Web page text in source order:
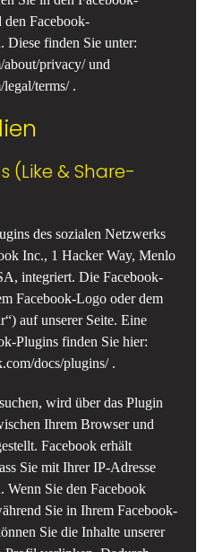
den Facebook-
Diese finden Sie unter:
about/privacy/und
terms/.
(Like & Share-
des sozialen Netzwerks
Inc., 1 Hacker Way, Menlo
integriert. Die Facebook-
Facebook-Logo oder dem
auf unserer Seite. Eine
Plugins finden Sie hier:
docs/plugins/.
wird über das Plugin
Ihrem Browser und
Facebook erhält
Sie mit Ihrer IP-Adresse
Wenn Sie den Facebook
Sie in Ihrem Facebook-
Sie die Inhalte unserer